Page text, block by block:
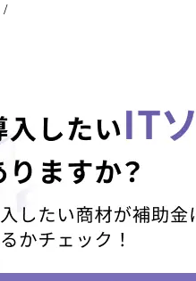
/